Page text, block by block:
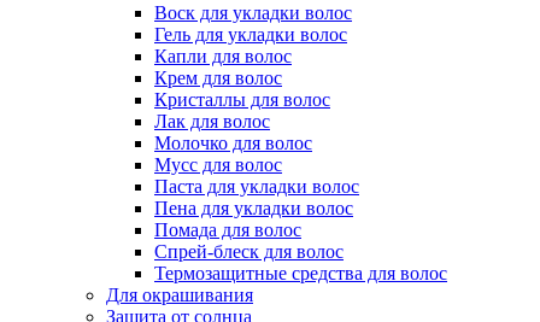
Воск для укладки волос
Гель для укладки волос
Капли для волос
Крем для волос
Кристаллы для волос
Лак для волос
Молочко для волос
Мусс для волос
Паста для укладки волос
Пена для укладки волос
Помада для волос
Спрей-блеск для волос
Термозащитные средства для волос
Для окрашивания
Защита от солнца